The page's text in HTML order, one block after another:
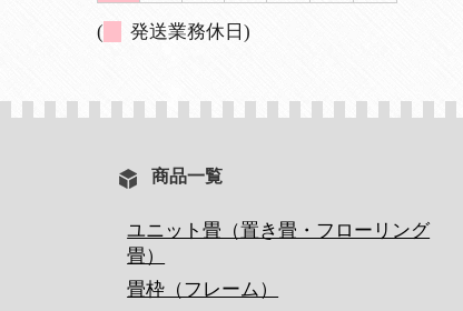
( 発送業務休日)
商品一覧
ユニット畳（置き畳・フローリング
畳）
畳枠（フレーム）